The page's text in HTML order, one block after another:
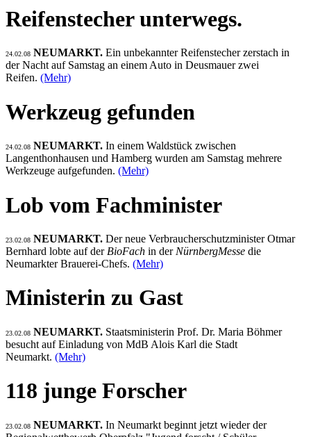
Reifenstecher unterwegs.
24.02.08 NEUMARKT. Ein unbekannter Reifenstecher zerstach in
der Nacht auf Samstag an einem Auto in Deusmauer zwei
Reifen. (Mehr)
Werkzeug gefunden
24.02.08 NEUMARKT. In einem Waldstück zwischen
Langenthonhausen und Hamberg wurden am Samstag mehrere
Werkzeuge aufgefunden. (Mehr)
Lob vom Fachminister
23.02.08 NEUMARKT. Der neue Verbraucherschutzminister Otmar
Bernhard lobte auf der BioFach in der NürnbergMesse die
Neumarkter Brauerei-Chefs. (Mehr)
Ministerin zu Gast
23.02.08 NEUMARKT. Staatsministerin Prof. Dr. Maria Böhmer
besucht auf Einladung von MdB Alois Karl die Stadt
Neumarkt. (Mehr)
118 junge Forscher
23.02.08 NEUMARKT. In Neumarkt beginnt jetzt wieder der